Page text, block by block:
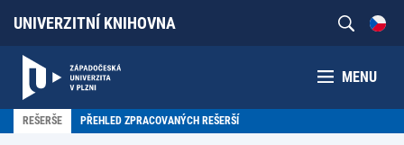
UNIVERZITNÍ KNIHOVNA
MENU
REŠERŠE PŘEHLED ZPRACOVANÝCH REŠERŠÍ